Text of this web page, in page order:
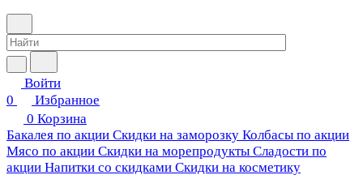
Войти
0
Избранное
0 Корзина
Бакалея по акции Скидки на заморозку Колбасы по акции
Мясо по акции Скидки на морепродукты Сладости по
акции Напитки со скидками Скидки на косметику